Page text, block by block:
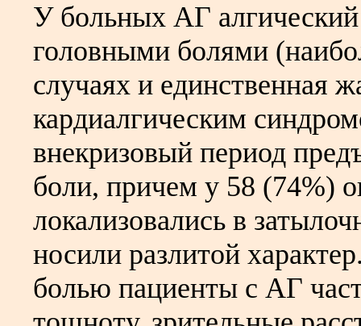
У больных АГ
головными болями
случаях и единственная
кардиалгическим
внекризовый период
боли, причем у 58 (74%)
локализовались в
носили разлитой
болью пациенты с АГ